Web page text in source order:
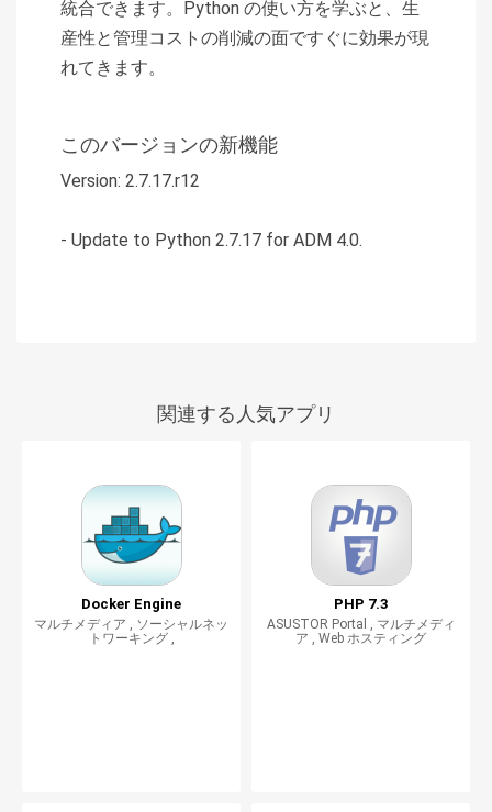
統合できます。Python の使い方を学ぶと、生
産性と管理コストの削減の面ですぐに効果が現
れてきます。
このバージョンの新機能
Version: 2.7.17.r12
- Update to Python 2.7.17 for ADM 4.0.
関連する人気アプリ
Docker Engine
マルチメディア , ソーシャルネッ
トワーキング ,
PHP 7.3
ASUSTOR Portal , マルチメディ
ア , Web ホスティング